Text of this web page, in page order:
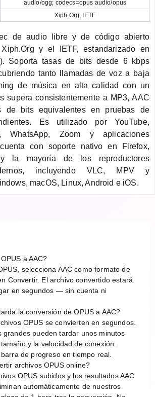
audio/ogg; codecs=opus audio/opus
Xiph.Org, IETF
de audio libre y de código abierto
y el IETF, estandarizado en
Soporta tasas de bits desde 6 kbps
tanto llamadas de voz a baja
de música en alta calidad con un
supera consistentemente a MP3, AAC
de bits equivalentes en pruebas de
Es utilizado por YouTube,
WhatsApp, Zoom y aplicaciones
con soporte nativo en Firefox,
la mayoría de los reproductores
incluyendo VLC, MPV y
macOS, Linux, Android e iOS.
a AAC?
selecciona AAC como formato de
Convertir. El archivo convertido estará
en segundos — sin cuenta ni
la conversión de OPUS a AAC?
OPUS se convierten en segundos.
grandes pueden tardar unos minutos
y la velocidad de conexión.
de progreso en tiempo real.
archivos OPUS online?
OPUS subidos y los resultados AAC
automáticamente de nuestros